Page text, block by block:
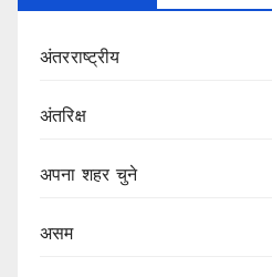
अंतरराष्ट्रीय
अंतरिक्ष
अपना शहर चुने
असम